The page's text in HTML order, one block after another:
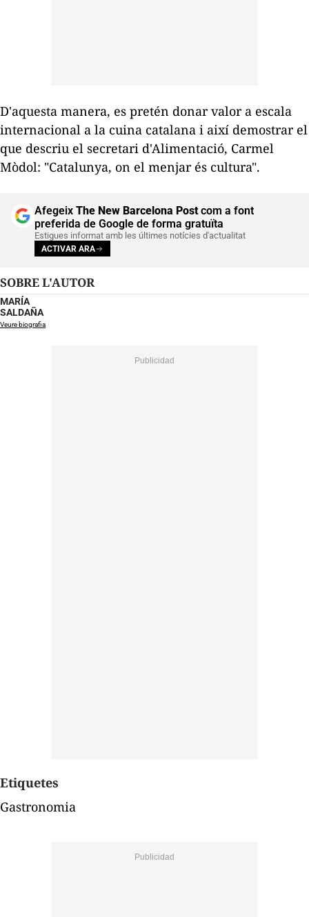
D'aquesta manera, es pretén donar valor a escala
internacional a la cuina catalana i així demostrar el
que descriu el secretari d'Alimentació, Carmel
Mòdol: "Catalunya, on el menjar és cultura".
Afegeix The New Barcelona Postcom a font
preferida de Google de forma gratuïta
Estigues informat amb les últimes notícies d'actualitat
ACTIVAR ARA
SOBRE L'AUTOR
MARÍA
SALDAÑA
Veure biografia
Etiquetes
Gastronomia